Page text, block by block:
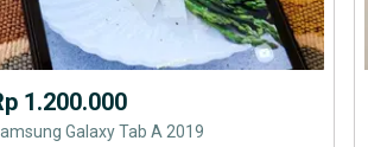
1.200.000
Galaxy Tab A 2019